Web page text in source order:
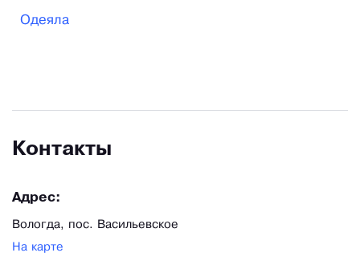
Одеяла
Контакты
Адрес:
Вологда, пос. Васильевское
На карте